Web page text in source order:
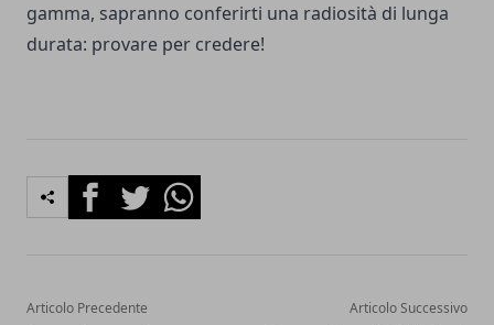
gamma, sapranno conferirti una radiosità di lunga
durata: provare per credere!
FacebookTwitterWhatsapp
Articolo Precedente Articolo Successivo